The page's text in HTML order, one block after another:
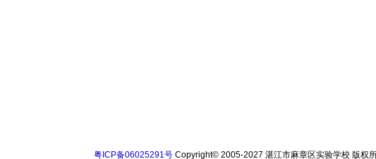
粤ICP备06025291号 Copyright© 2005-2027 湛江市麻章区实验学校 版权